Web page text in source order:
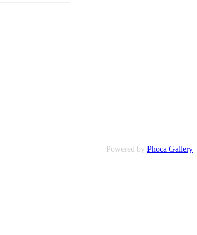
Powered by Phoca Gallery